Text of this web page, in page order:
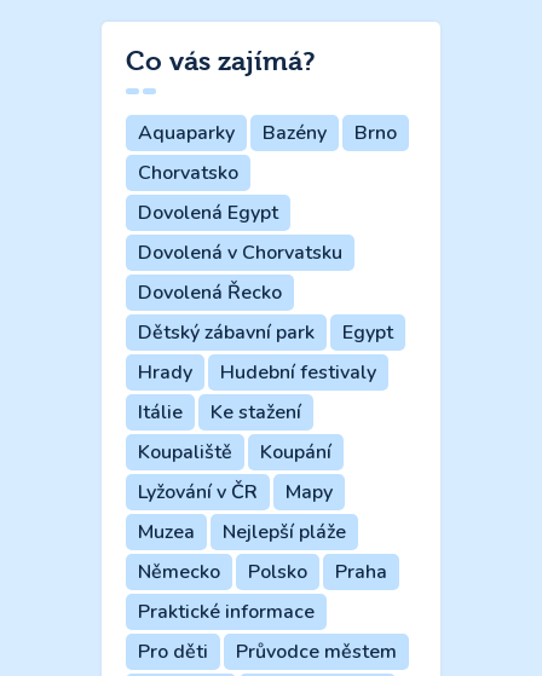
Co vás zajímá?
Aquaparky Bazény
Brno
Chorvatsko
Dovolená Egypt
Dovolená v Chorvatsku
Dovolená Řecko
Dětský zábavní park
Egypt
Hrady
Hudební festivaly
Itálie
Ke stažení
Koupaliště
Koupání
Lyžování v ČR
Mapy
Muzea
Nejlepší pláže
Německo
Polsko
Praha
Praktické informace
Pro děti
Průvodce městem